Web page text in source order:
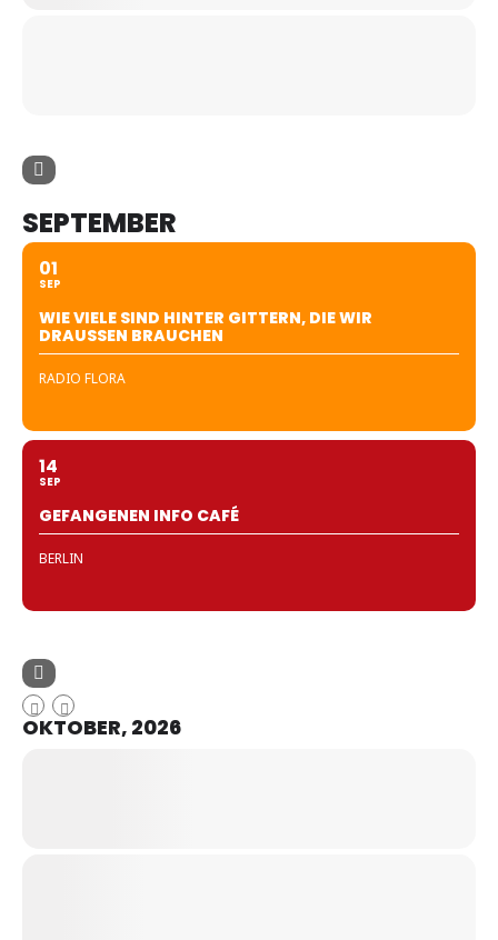
SEPTEMBER
01
SEP
WIE VIELE SIND HINTER GITTERN, DIE WIR
DRAUSSEN BRAUCHEN
RADIO FLORA
14
SEP
GEFANGENEN INFO CAFÉ
BERLIN
OKTOBER, 2026